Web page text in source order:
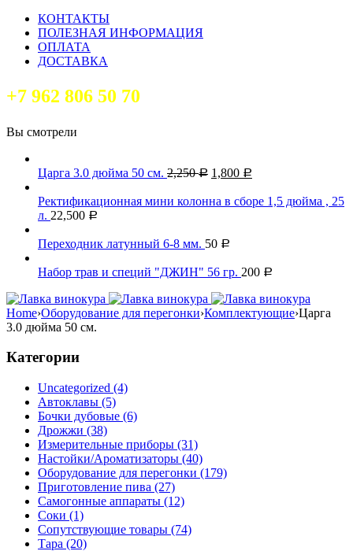
КОНТАКТЫ
ПОЛЕЗНАЯ ИНФОРМАЦИЯ
ОПЛАТА
ДОСТАВКА
+7 962 806 50 70
Вы смотрели
Царга 3.0 дюйма 50 см. 2,250Р 1,800 Р
Ректификационная мини колонна в сборе 1,5 дюйма , 25
л. 22,500 Р
Переходник латунный 6-8 мм. 50 Р
Набор трав и специй "ДЖИН" 56 гр. 200 Р
Home›Оборудование для перегонки›Комплектующие›Царга
3.0 дюйма 50 см.
Категории
Uncategorized (4)
Автоклавы (5)
Бочки дубовые (6)
Дрожжи (38)
Измерительные приборы (31)
Настойки/Ароматизаторы (40)
Оборудование для перегонки (179)
Приготовление пива (27)
Самогонные аппараты (12)
Соки (1)
Сопутствующие товары (74)
Тара (20)